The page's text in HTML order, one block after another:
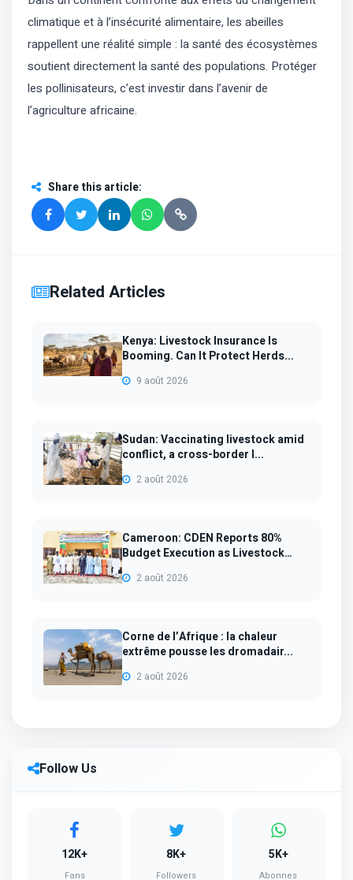
climatique et à l’insécurité alimentaire, les abeilles
rappellent une réalité simple : la santé des écosystèmes
soutient directement la santé des populations. Protéger
les pollinisateurs, c’est investir dans l’avenir de
l’agriculture africaine.
Share this article:
Related Articles
Kenya: Livestock Insurance Is
Booming. Can It Protect Herds...
9 août 2026
Sudan: Vaccinating livestock amid
conflict, a cross-border l...
2 août 2026
Cameroon: CDEN Reports 80%
Budget Execution as Livestock
2 août 2026
Corne de l’Afrique : la chaleur
extrême pousse les dromadair...
2 août 2026
Follow Us
12K+
Fans
8K+
Followers
5K+
Abonnes